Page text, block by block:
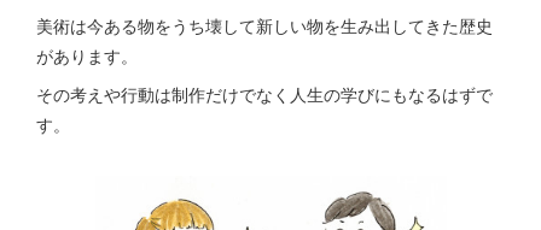
美術は今ある物をうち壊して新しい物を生み出してきた歴史
があります。
その考えや行動は制作だけでなく人生の学びにもなるはずで
す。